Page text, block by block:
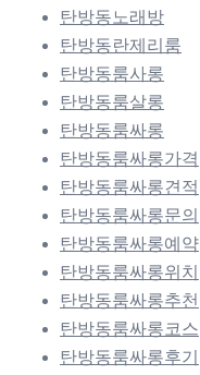
탄방동노래방
탄방동란제리룸
탄방동룸사롱
탄방동룸살롱
탄방동룸싸롱
탄방동룸싸롱가격
탄방동룸싸롱견적
탄방동룸싸롱문의
탄방동룸싸롱예약
탄방동룸싸롱위치
탄방동룸싸롱추천
탄방동룸싸롱코스
탄방동룸싸롱후기